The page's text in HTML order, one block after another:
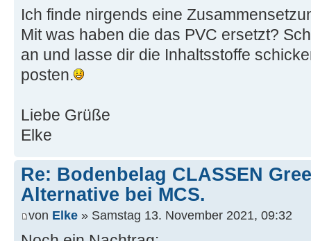
Ich finde nirgends eine
Mit was haben die das PVC ersetzt?
an und lasse dir die Inhaltsstoffe
posten.
Liebe Grüße
Elke
Re: Bodenbelag CLASSEN
Alternative bei MCS.
von Elke » Samstag 13. November 2021, 09:32